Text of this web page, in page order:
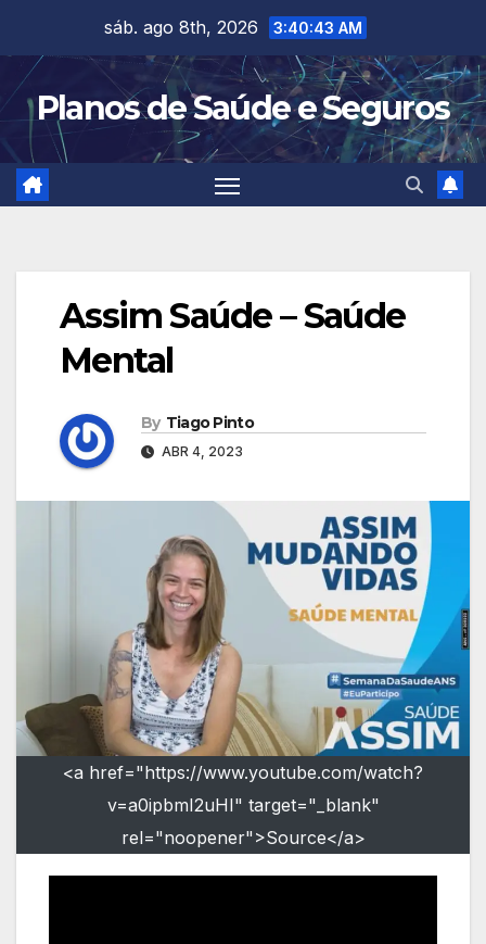
content
sáb. ago 8th, 2026 3:40:44 AM
Planos de Saúde e Seguros
Assim Saúde – Saúde
Mental
By Tiago Pinto
ABR 4, 2023
<a href="https://www.youtube.com/watch?
v=a0ipbmI2uHI" target="_blank"
rel="noopener">Source</a>